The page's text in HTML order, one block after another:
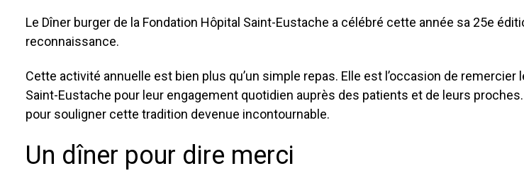
Le Dîner burger de la Fondation Hôpital Saint-Eustache a célébré cette année sa 25e
reconnaissance.
Cette activité annuelle est bien plus qu’un simple repas. Elle est l’occasion de
Saint-Eustache pour leur engagement quotidien auprès des patients et de leurs
pour souligner cette tradition devenue incontournable.
Un dîner pour dire merci